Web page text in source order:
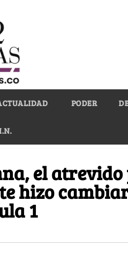
PODER
el
hizo
1